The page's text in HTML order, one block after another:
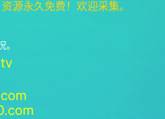
源永久免费！欢迎采集。